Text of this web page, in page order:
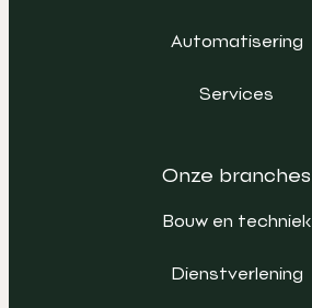
Automatisering
Services
Onze branches
Bouw en techniek
Dienstverlening